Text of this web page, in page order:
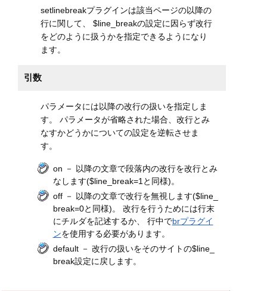
setlinebreakプラグインは該当ページの以降の
行に関して、 $line_breakの設定に因らず改行
をどのように扱うかを指定できるようになり
ます。
引数
パラメータには以降の改行の扱いを指定しま
す。 パラメータが省略された場合、改行とみ
なすかどうかについての設定を逆転させま
す。
on － 以降の文章で段落内の改行を改行とみ
なします($line_break=1と同様)。
off － 以降の文章で改行を無視します($line_
break=0と同様)。 改行を行うためには行末
にチルダを記述するか、 行中でbrプラグイ
ンを使用する必要があります。
default － 改行の扱いをそのサイトの$line_
break設定に戻します。